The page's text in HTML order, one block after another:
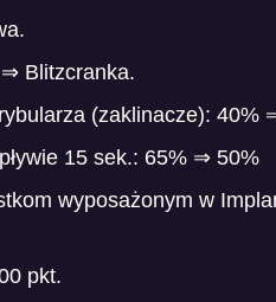
⇒ Blitzcranka.
(zaklinacze): 40%
15 sek.: 65% ⇒ 50%
wyposażonym w
pkt.